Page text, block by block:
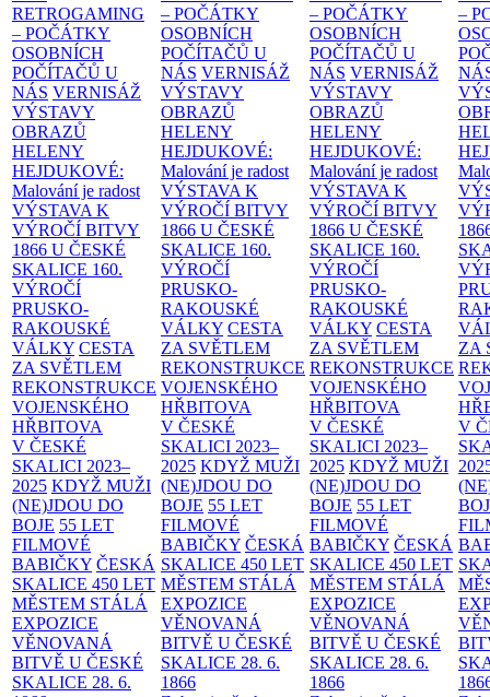
RETROGAMING
– POČÁTKY
OSOBNÍCH
POČÍTAČŮ U
NÁS VERNISÁŽ
VÝSTAVY
OBRAZŮ
HELENY
HEJDUKOVÉ:
Malování je radost
VÝSTAVA K
VÝROČÍ BITVY
1866 U ČESKÉ
SKALICE 160.
VÝROČÍ
PRUSKO-
RAKOUSKÉ
VÁLKY CESTA
ZA SVĚTLEM
REKONSTRUKCE
VOJENSKÉHO
HŘBITOVA
V ČESKÉ
SKALICI 2023–
2025 KDYŽ MUŽI
(NE)JDOU DO
BOJE 55 LET
FILMOVÉ
BABIČKY ČESKÁ
SKALICE 450 LET
MĚSTEM STÁLÁ
EXPOZICE
VĚNOVANÁ
BITVĚ U ČESKÉ
SKALICE 28. 6.
– POČÁTKY
OSOBNÍCH
POČÍTAČŮ U
NÁS VERNISÁŽ
VÝSTAVY
OBRAZŮ
HELENY
HEJDUKOVÉ:
Malování je radost
VÝSTAVA K
VÝROČÍ BITVY
1866 U ČESKÉ
SKALICE 160.
VÝROČÍ
PRUSKO-
RAKOUSKÉ
VÁLKY CESTA
ZA SVĚTLEM
REKONSTRUKCE
VOJENSKÉHO
HŘBITOVA
V ČESKÉ
SKALICI 2023–
2025 KDYŽ MUŽI
(NE)JDOU DO
BOJE 55 LET
FILMOVÉ
BABIČKY ČESKÁ
SKALICE 450 LET
MĚSTEM STÁLÁ
EXPOZICE
VĚNOVANÁ
BITVĚ U ČESKÉ
SKALICE 28. 6.
1866
– POČÁTKY
OSOBNÍCH
POČÍTAČŮ U
NÁS VERNISÁŽ
VÝSTAVY
OBRAZŮ
HELENY
HEJDUKOVÉ:
Malování je radost
VÝSTAVA K
VÝROČÍ BITVY
1866 U ČESKÉ
SKALICE 160.
VÝROČÍ
PRUSKO-
RAKOUSKÉ
VÁLKY CESTA
ZA SVĚTLEM
REKONSTRUKCE
VOJENSKÉHO
HŘBITOVA
V ČESKÉ
SKALICI 2023–
2025 KDYŽ MUŽI
(NE)JDOU DO
BOJE 55 LET
FILMOVÉ
BABIČKY ČESKÁ
SKALICE 450 LET
MĚSTEM STÁLÁ
EXPOZICE
VĚNOVANÁ
BITVĚ U ČESKÉ
SKALICE 28. 6.
1866
–
ZA
V